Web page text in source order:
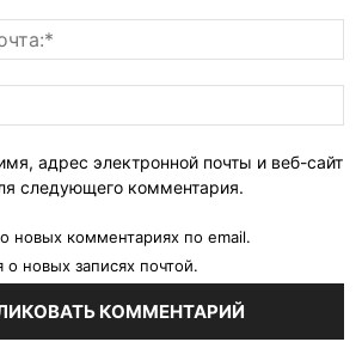
адрес электронной почты и веб-сайт
следующего комментария.
новых комментариях по email.
новых записях почтой.